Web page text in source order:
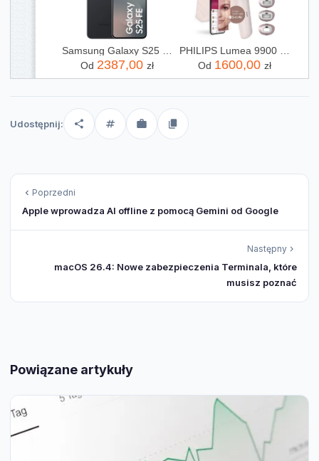
Od 2387,00 zł
Od 1600,00 zł
Udostępnij:
Poprzedni
Apple wprowadza AI offline z pomocą Gemini od Google
Następny
macOS 26.4: Nowe zabezpieczenia Terminala, które
musisz poznać
Powiązane artykuły